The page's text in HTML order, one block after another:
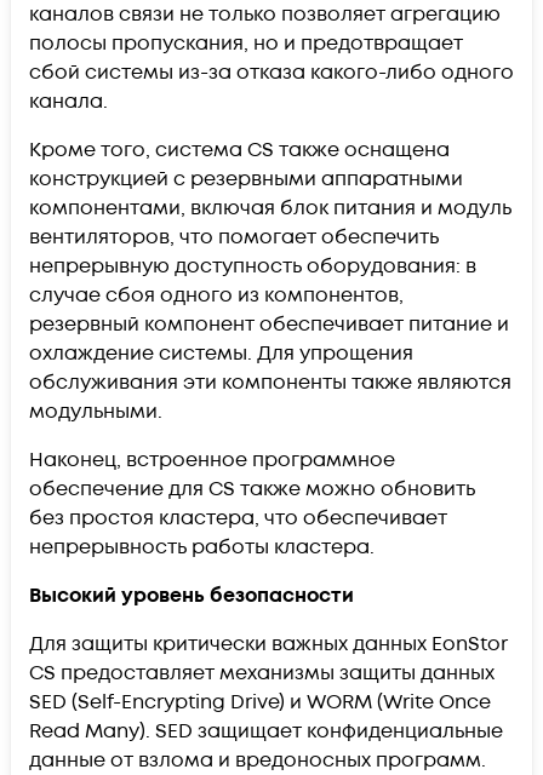
каналов связи не только позволяет агрегацию
полосы пропускания, но и предотвращает
сбой системы из-за отказа какого-либо одного
канала.
Кроме того, система CS также оснащена
конструкцией с резервными аппаратными
компонентами, включая блок питания и модуль
вентиляторов, что помогает обеспечить
непрерывную доступность оборудования: в
случае сбоя одного из компонентов,
резервный компонент обеспечивает питание и
охлаждение системы. Для упрощения
обслуживания эти компоненты также являются
модульными.
Наконец, встроенное программное
обеспечение для CS также можно обновить
без простоя кластера, что обеспечивает
непрерывность работы кластера.
Высокий уровень безопасности
Для защиты критически важных данных EonStor
CS предоставляет механизмы защиты данных
SED (Self-Encrypting Drive) и WORM (Write Once
Read Many). SED защищает конфиденциальные
данные от взлома и вредоносных программ.